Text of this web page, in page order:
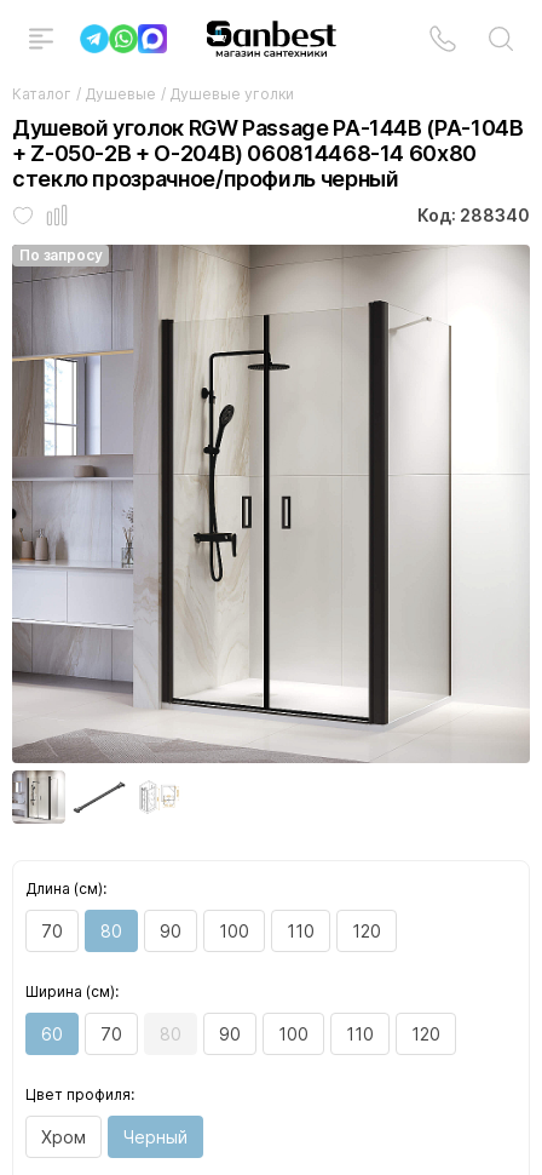
Каталог / Душевые / Душевые уголки
Душевой уголок RGW Passage PA-144B (PA-104B
+ Z-050-2B + O-204B) 060814468-14 60x80
стекло прозрачное/профиль черный
Код: 288340
По запросу
Длина (см):
70 80 90 100 110 120
Ширина (см):
60 70 80 90 100 110 120
Цвет профиля:
Хром Черный